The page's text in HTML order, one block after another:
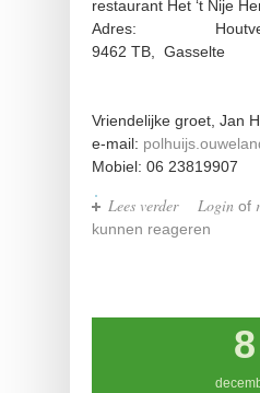
restaurant Het ‘t Nije
Adres: Houtvester
9462 TB, Gasselte
Vriendelijke groet, Jan
e-mail:
Mobiel: 06 23819907
Lees verderover 5e
Gasselterveld
Login of
kunnen reageren
8